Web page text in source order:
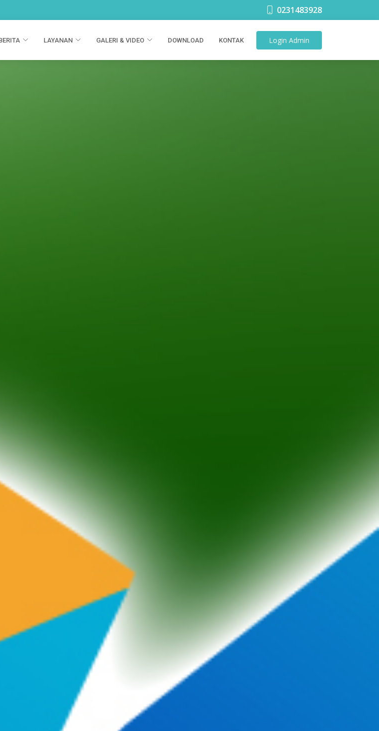
0231483928
LAYANAN GALERI & VIDEO DOWNLOAD KONTAK Login Admin